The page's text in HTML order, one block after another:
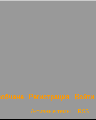
Регистрация Войти
Активные темы RSS